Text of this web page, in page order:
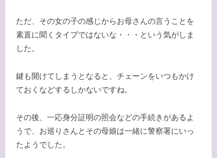
ただ、その女の子の感じからお母さんの言うことを
素直に聞くタイプではないな・・・という気がしま
した。
鍵も開けてしまうとなると、チェーンをいつもかけ
ておくなどするしかないですね。
その後、一応身分証明の照会などの手続きがあるよ
うで、お巡りさんとその母娘は一緒に警察署にいっ
たようでした。